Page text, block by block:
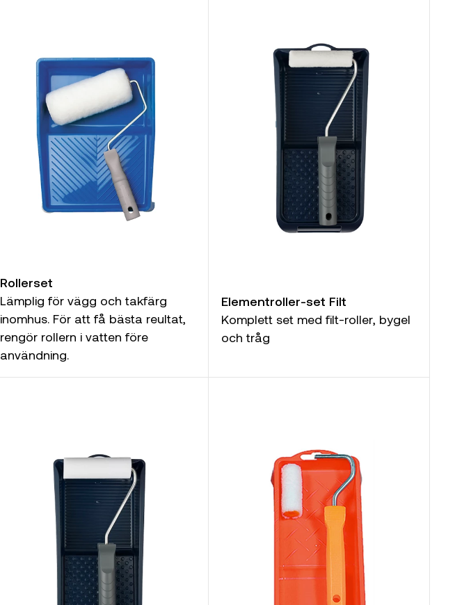
Rollerset
Lämplig för vägg och takfärg
inomhus. För att få bästa reultat,
rengör rollern i vatten före
användning.
Elementroller-set Filt
Komplett set med filt-roller, bygel
och tråg